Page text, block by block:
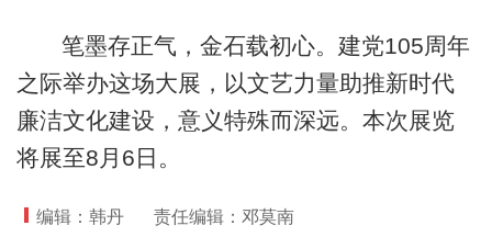
笔墨存正气，金石载初心。建党105周年
之际举办这场大展，以文艺力量助推新时代
廉洁文化建设，意义特殊而深远。本次展览
将展至8月6日。
编辑：韩丹 责任编辑：邓莫南